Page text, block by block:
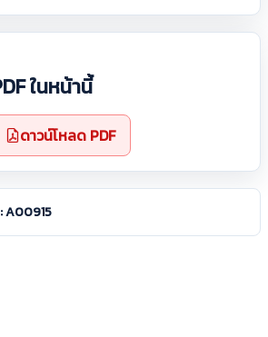
ในหน้านี้
ดาวน์โหลด PDF
A00915